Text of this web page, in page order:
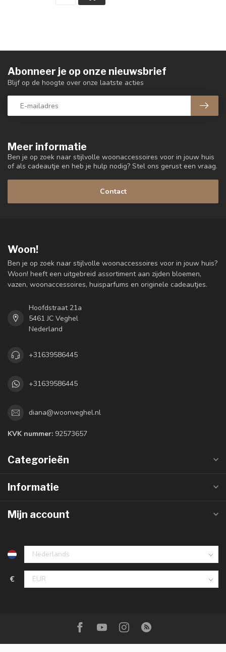
Meer informatie
Ben je op zoek naar stijlvolle woonaccessoires voor in jouw huis
of als cadeautje en heb je hulp nodig? Stel ons gerust een vraag.
Contact
Abonneer je op onze nieuwsbrief
Blijf op de hoogte over onze laatste acties
Woon!
Ben je op zoek naar stijlvolle woonaccessoires voor in jouw huis?
Woon! heeft een uitgebreid assortiment aan zijden bloemen,
vazen, woonaccessoires, huisparfums en originele cadeautjes.
Hoofdstraat 21a
5461 JC Veghel
Nederland
+31639586445
+31639586445
diana@woonveghel.nl
KVK nummer: 92573657
Categorieën
Informatie
Mijn account
€